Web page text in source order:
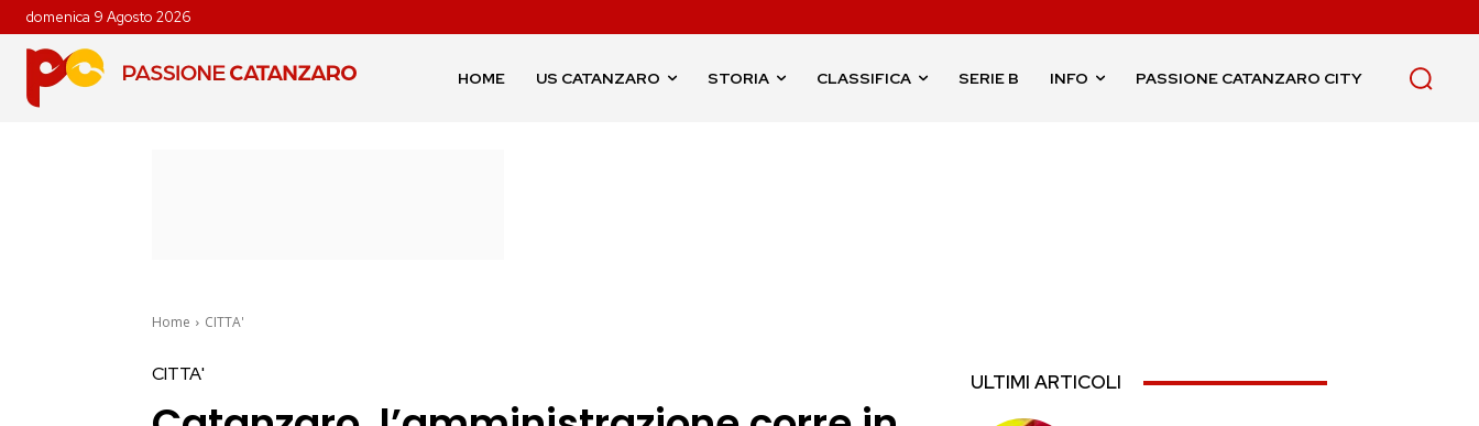
domenica 9 Agosto 2026
HOME US CATANZARO STORIA CLASSIFICA SERIE B INFO PASSIONE CATANZARO CITY
Home CITTA'
CITTA' ULTIMI ARTICOLI